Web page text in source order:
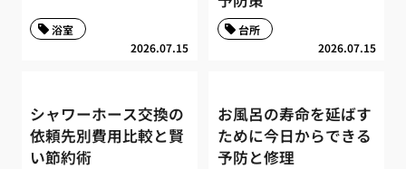
2026.07.15
浴室
2026.07.15
台所
シャワーホース交換の
依頼先別費用比較と賢
い節約術
お風呂の寿命を延ばす
ために今日からできる
予防と修理